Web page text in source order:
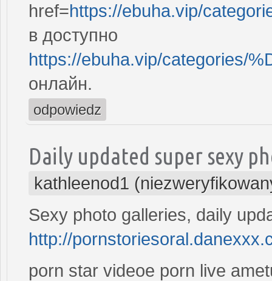
href=https://ebuha.vip/
в доступно
https://ebuha.vip/categories/
онлайн.
odpowiedz
Daily updated super sexy
kathleenod1
Sexy photo galleries, daily
http://
porn star videoe porn live